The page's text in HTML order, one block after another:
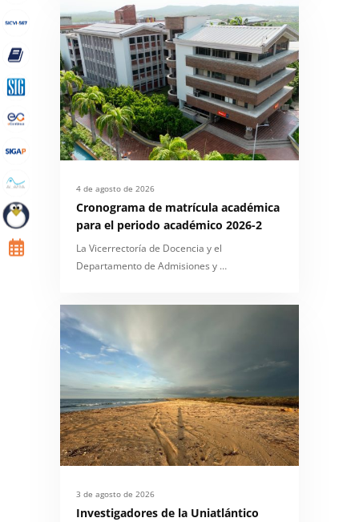
4 de agosto de 2026
Cronograma de matrícula académica
para el periodo académico 2026-2
La Vicerrectoría de Docencia y el
Departamento de Admisiones y …
3 de agosto de 2026
Investigadores de la Uniatlántico